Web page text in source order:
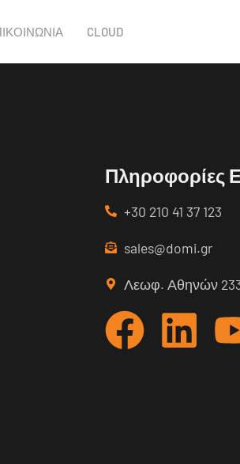
CLOUD
Πληροφορίες
+30 210 41 37 123
sales@domi.gr
Λεωφ. Αθηνών